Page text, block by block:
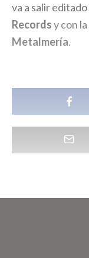
va a salir
Recordsy con
Metalmería.